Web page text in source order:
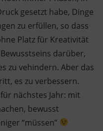
gesetzt habe, Dinge
zu erfüllen, so dass
Platz für Kreativität
darüber,
zu vehindern. Aber das
es zu verbessern.
nächstes Jahr: mit
bewusst
“müssen”